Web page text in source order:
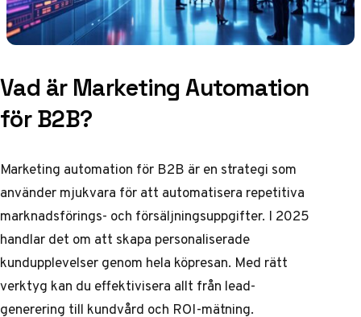
Vad är Marketing Automation
för B2B?
Marketing automation för B2B är en strategi som
använder mjukvara för att automatisera repetitiva
marknadsförings- och försäljningsuppgifter. I 2025
handlar det om att skapa personaliserade
kundupplevelser genom hela köpresan. Med rätt
verktyg kan du effektivisera allt från lead-
generering till kundvård och ROI-mätning.